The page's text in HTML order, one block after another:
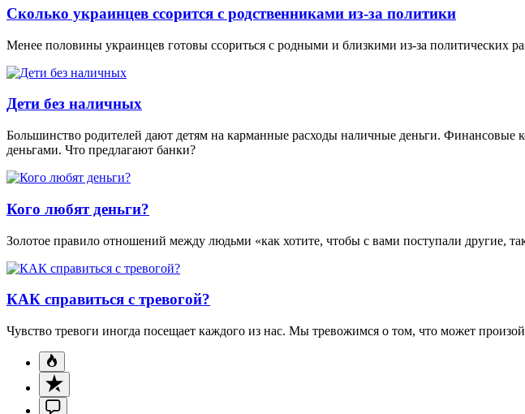
Сколько украинцев ссорится с родственниками из-за политики
Менее половины украинцев готовы ссориться с родными и близкими из-за политических
Дети без наличных
Большинство родителей дают детям на карманные расходы наличные деньги. Финансовые
деньгами. Что предлагают банки?
Кого любят деньги?
Золотое правило отношений между людьми «как хотите, чтобы с вами поступали другие,
КАК справиться с тревогой?
Чувство тревоги иногда посещает каждого из нас. Мы тревожимся о том, что может